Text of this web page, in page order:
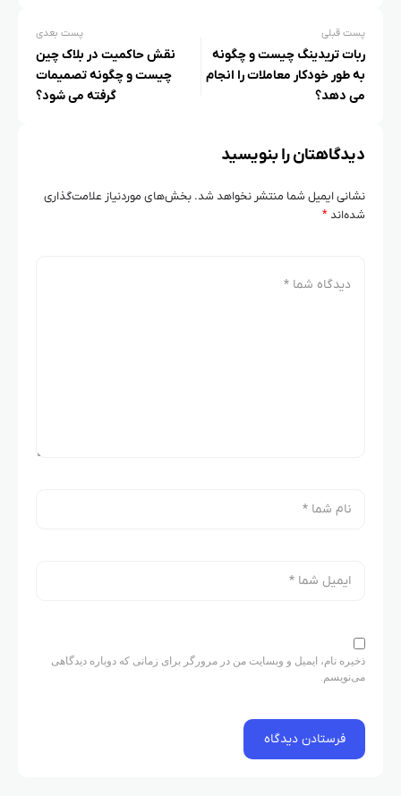
پست قبلی
ربات تریدینگ چیست و چگونه
به‌ طور خودکار معاملات را انجام
می‌ دهد؟
پست بعدی
نقش حاکمیت در بلاک‌ چین
چیست و چگونه تصمیمات
گرفته می‌ شود؟
دیدگاهتان را بنویسید
نشانی ایمیل شما منتشر نخواهد شد. بخش‌های موردنیاز علامت‌گذاری
شده‌اند*
ذخیره نام، ایمیل و وبسایت من در مرورگر برای زمانی که دوباره دیدگاهی
می‌نویسم.